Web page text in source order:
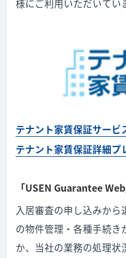
様にご利用いただいてい
テナント家賃保証サービ
テナント家賃保証詳細プ
「USEN Guarantee
入居審査の申し込みか
の物件管理・各種手続
か、当社の業務の処理状